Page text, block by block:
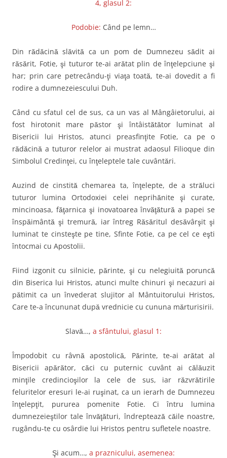
4, glasul 2:
Podobie: Când pe lemn…
Din rădăcină slăvită ca un pom de Dumnezeu sădit ai
răsărit, Fotie, şi tuturor te-ai arătat plin de înţelepciune şi
har; prin care petrecându-ţi viaţa toată, te-ai dovedit a fi
rodire a dumnezeiescului Duh.
Când cu sfatul cel de sus, ca un vas al Mângâietorului, ai
fost hirotonit mare păstor şi întâistătător luminat al
Bisericii lui Hristos, atunci preasfinţite Fotie, ca pe o
rădăcină a tuturor relelor ai mustrat adaosul Filioque din
Simbolul Credinţei, cu înţeleptele tale cuvântări.
Auzind de cinstită chemarea ta, înţelepte, de a străluci
tuturor lumina Ortodoxiei celei neprihănite şi curate,
mincinoasa, făţarnica şi inovatoarea învăţătură a papei se
înspăimântă şi tremură, iar întreg Răsăritul desăvârşit şi
luminat te cinsteşte pe tine, Sfinte Fotie, ca pe cel ce eşti
întocmai cu Apostolii.
Fiind izgonit cu silnicie, părinte, şi cu nelegiuită poruncă
din Biserica lui Hristos, atunci multe chinuri şi necazuri ai
pătimit ca un învederat slujitor al Mântuitorului Hristos,
Care te-a încununat după vrednicie cu cununa mărturisirii.
Slavă…, a sfântului, glasul 1:
Împodobit cu râvnă apostolică, Părinte, te-ai arătat al
Bisericii apărător, căci cu puternic cuvânt ai călăuzit
minţile credincioşilor la cele de sus, iar răzvrătirile
feluritelor eresuri le-ai ruşinat, ca un ierarh de Dumnezeu
înţelepţit, pururea pomenite Fotie. Ci întru lumina
dumnezeieştilor tale învăţături, îndreptează căile noastre,
rugându-te cu osârdie lui Hristos pentru sufletele noastre.
Şi acum…, a praznicului, asemenea: